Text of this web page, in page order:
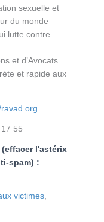
sexuelle et
du monde
lutte contre
et d’Avocats
et rapide aux
55
l'astérix
spam) :
victimes,